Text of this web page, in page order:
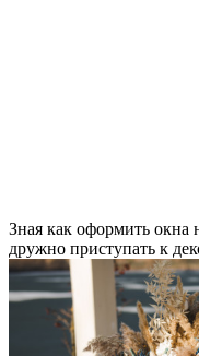
Зная как оформить
дружно приступать к